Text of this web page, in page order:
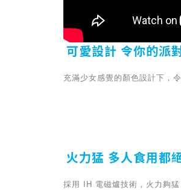
可愛設計 令你的派
充滿少女感覺的顏色設計下，
火力猛 多人食用都
採用 IH 電磁爐技術，火力夠